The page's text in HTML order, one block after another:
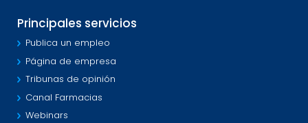
Principales servicios
Publica un empleo
Página de empresa
Tribunas de opinión
Canal Farmacias
Webinars